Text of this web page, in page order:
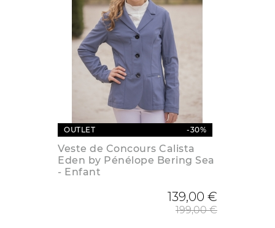
OUTLET -30%
Veste de Concours Calista
Eden by Pénélope Bering Sea
- Enfant
139,00 €
199,00 €